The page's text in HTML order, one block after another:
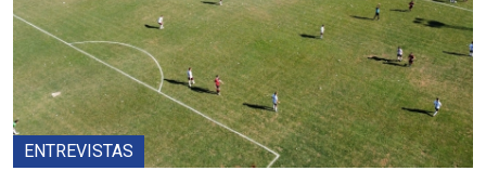
ENTREVISTAS